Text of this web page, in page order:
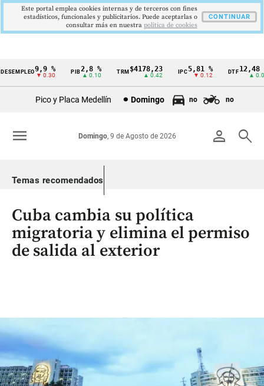
Cintillo
Colombia
9,9 %
▼ 0.30
PIB2,8 %
▲ 0.10
TRM$4178,23
▲ 0.42
5,81 %
▼ 0.12
DTF12,48 %
▲ 0.05
Pico y Placa Medellín Domingo no no
person search
Domingo, 9 de Agosto de 2026
menu
Temas recomendados
Cuba cambia su política
migratoria y elimina el permiso
de salida al exterior
Este portal emplea cookies internas y de terceros con fines
estadísticos, funcionales y publicitarios. Puede aceptarlas o
consultar más en nuestra politica de cookies
CONTINUAR